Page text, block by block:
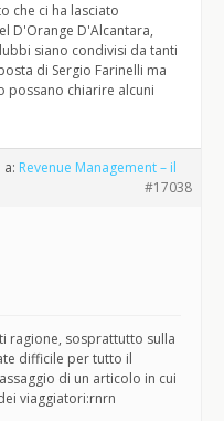
che ci ha lasciato
D'Orange D'Alcantara,
siano condivisi da tanti
di Sergio Farinelli ma
possano chiarire alcuni
Revenue Management – il
#17038
ragione, sosprattutto sulla
difficile per tutto il
di un articolo in cui
viaggiatori:rnrn